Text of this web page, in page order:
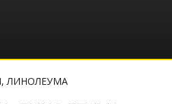
ЛИНОЛЕУМА